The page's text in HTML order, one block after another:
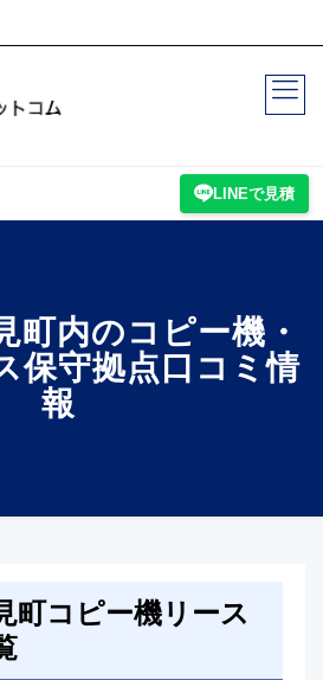
LINEで見積
町内のコピー機・
保守拠点口コミ情
報
町コピー機リース